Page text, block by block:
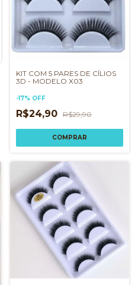
KIT COM 5 PARES DE CÍLIOS
3D - MODELO X03
-17% OFF
R$24,90 R$29,90